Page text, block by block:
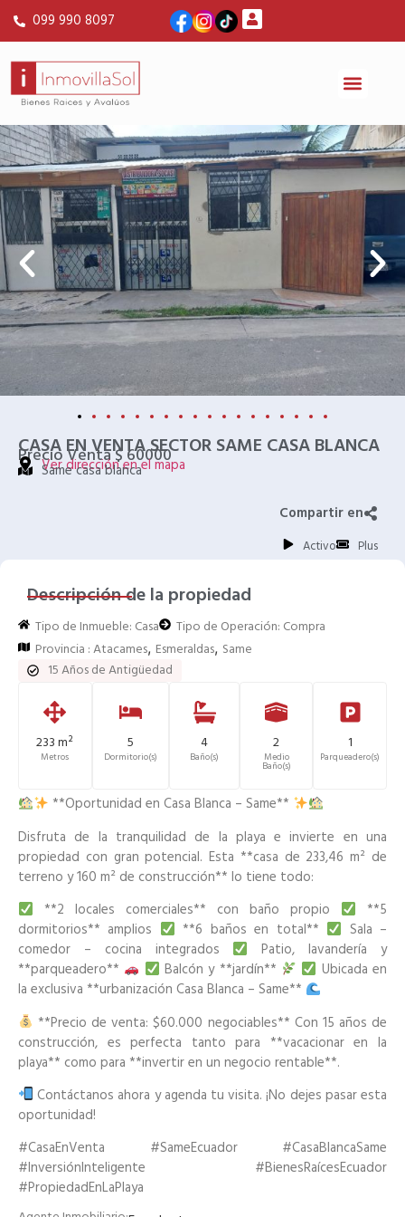
099 990 8097
CASA EN VENTA SECTOR SAME CASA BLANCA
Precio Venta $ 60000
Ver dirección en el mapa
Same casa blanca
Compartir en
Activo Plus
Descripción de la propiedad
Tipo de Inmueble: Casa Tipo de Operación: Compra
Provincia :Atacames, Esmeraldas, Same
15 Años de Antigüedad
233 m²
Metros
5
Dormitorio(s)
4
Baño(s)
2
Medio
Baño(s)
1
Parqueadero(s)
**Oportunidad en Casa Blanca – Same**
Disfruta de la tranquilidad de la playa e invierte en una
propiedad con gran potencial. Esta **casa de 233,46 m² de
terreno y 160 m² de construcción** lo tiene todo:
**2 locales comerciales** con baño propio
**5
dormitorios** amplios
**6 baños en total**
Sala –
comedor – cocina integrados
Patio, lavandería y
**parqueadero**
Balcón y **jardín**
Ubicada en
la exclusiva **urbanización Casa Blanca – Same**
**Precio de venta: $60.000 negociables** Con 15 años de
construcción, es perfecta tanto para **vacacionar en la
playa** como para **invertir en un negocio rentable**.
Contáctanos ahora y agenda tu visita. ¡No dejes pasar esta
oportunidad!
#CasaEnVenta #SameEcuador #CasaBlancaSame
#InversiónInteligente #BienesRaícesEcuador
#PropiedadEnLaPlaya